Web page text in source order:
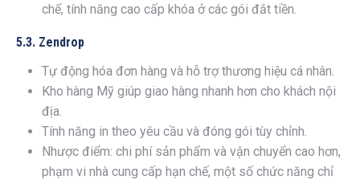
chế, tính năng cao cấp khóa ở các gói đắt tiền.
5.3. Zendrop
Tự động hóa đơn hàng và hỗ trợ thương hiệu cá nhân.
Kho hàng Mỹ giúp giao hàng nhanh hơn cho khách nội
địa.
Tính năng in theo yêu cầu và đóng gói tùy chỉnh.
Nhược điểm: chi phí sản phẩm và vận chuyển cao hơn,
phạm vi nhà cung cấp hạn chế, một số chức năng chỉ